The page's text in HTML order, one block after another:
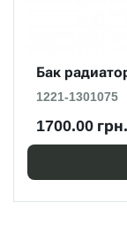
Бак
1221-1301075
1700.00 грн.